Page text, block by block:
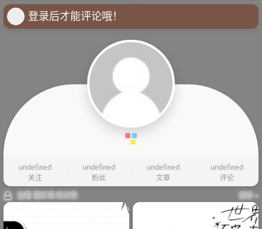
登录后才能评论哦！
undefined
关注
undefined
粉丝
undefined
文章
undefined
评论
查看 落红凊 的文章
更多 »